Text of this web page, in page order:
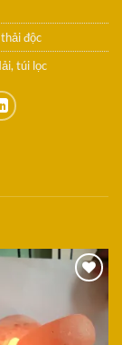
độc
, túi lọc